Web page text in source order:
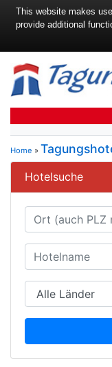
Home »
Hotelsuche
This website makes
provide additional